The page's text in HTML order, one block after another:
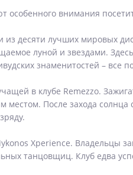
особенного внимания
десяти лучших мировых
луной и звездами.
знаменитостей –
в клубе Remezzo.
После захода
Xperience.
танцовщиц. Клуб едва